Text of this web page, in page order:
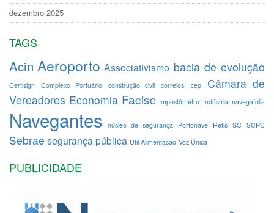
dezembro 2025
TAGS
Acin Aeroporto Associativismo bacia de evolução
Certisign Complexo Portuário construção civil correios; cep
Câmara de
Vereadores Economia Facisc Impostômetro Indústria navegafolia
Navegantes núcleo de segurança Portonave Refis SC SCPC
Sebrae segurança pública Util Alimentação Voz Única
PUBLICIDADE